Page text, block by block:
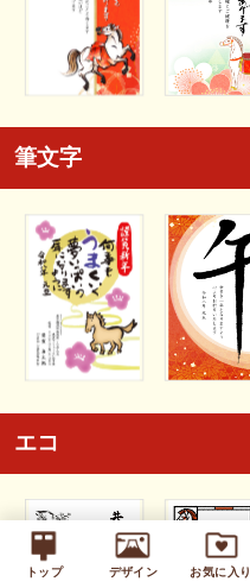
トップ デザイン お気に入り
筆文字
エコ